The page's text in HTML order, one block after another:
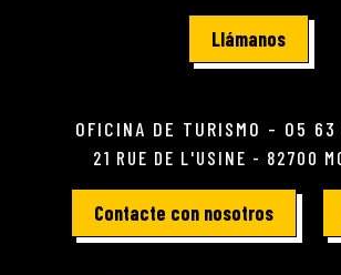
Llámanos
OFICINA DE TURISMO - 05
21 RUE DE L'USINE - 82700
Contacte con nosotros